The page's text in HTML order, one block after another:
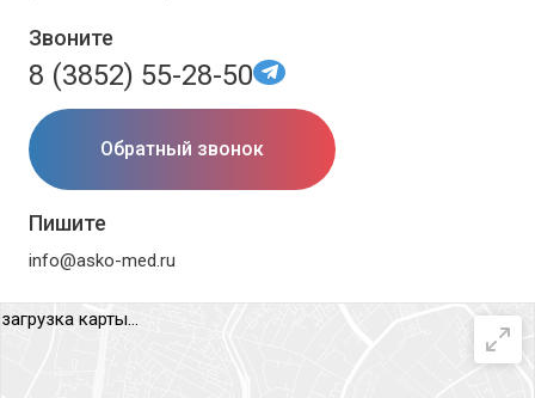
Звоните
8 (3852) 55-28-50
Обратный звонок
Пишите
info@asko-med.ru
загрузка карты...